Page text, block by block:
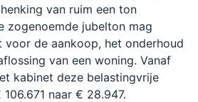
van ruim een ton
zogenoemde jubelton mag
voor de aankoop, het onderhoud
van een woning. Vanaf
kabinet deze belastingvrije
naar € 28.947.